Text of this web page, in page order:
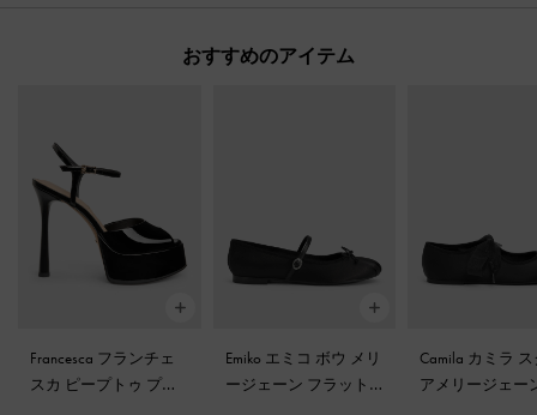
おすすめのアイテム
Francesca フランチェ
スカ ピープトゥ プラ
Emiko エミコ ボウ メリ
ージェーン フラット-
Camila カミラ
アメリージェー